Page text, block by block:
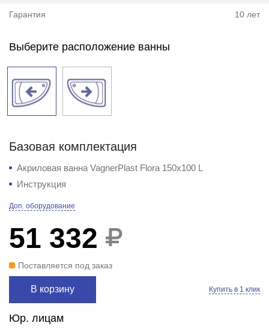
Гарантия 10 лет
Выберите расположение ванны
Базовая комплектация
Акриловая ванна VagnerPlast Flora 150x100 L
Инструкция
Доп. оборудование
51 332
Поставляется под заказ
В корзину Купить в 1 клик
Юр. лицам